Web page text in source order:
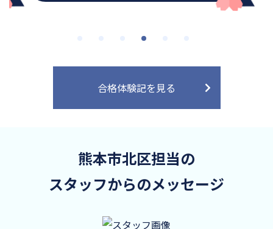
合格体験記を見る
熊本市北区担当の
スタッフからのメッセージ